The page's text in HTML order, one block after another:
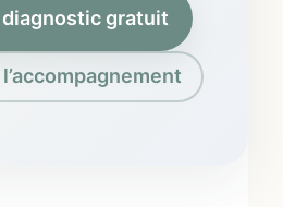
diagnostic gratuit